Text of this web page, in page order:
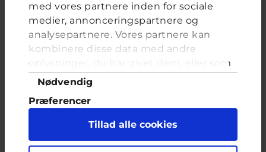
med vores partnere inden for sociale
medier, annonceringspartnere og
analysepartnere. Vores partnere kan
kombinere disse data med andre
oplysninger, du har givet dem, eller som
de har indsamlet fra din brug af deres
tjenester. Du samtykker til vores cookies,
hvis du fortsætter med at anvende vores
hjemmeside.
Samtykkevalg
Nødvendig
Præferencer
Marketing
Tillad alle cookies
FORRIGE
Hvordan ved man om en
dreng kan li en?
Af Thilde
12 år · 3 år 10 måneder siden
Hej Jeg vil gerne høre hvordan man kan se på
en drengs kropsprog om han kan li en Hilsen